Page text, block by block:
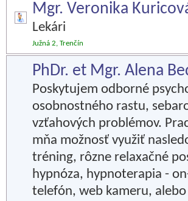
Mgr. Veronika
Lekári
Južná 2, Trenčín
PhDr. et Mgr. Alena
Poskytujem odborné
osobnostného rastu,
vzťahových problémov.
mňa možnosť využiť
tréning, rôzne relaxačné
hypnóza, hypnoterapia -
telefón, web kameru,